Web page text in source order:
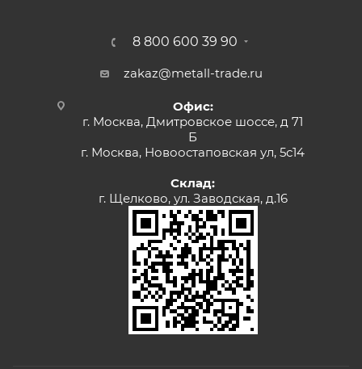
8 800 600 39 90
zakaz@metall-trade.ru
Офис:
г. Москва, Дмитровское шоссе, д 71
Б
г. Москва, Новоостаповская ул, 5с14
Склад:
г. Щелково, ул. Заводская, д.16